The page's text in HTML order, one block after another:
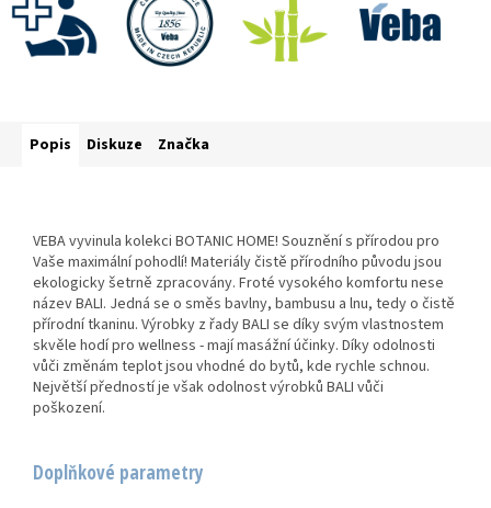
Popis Diskuze Značka
VEBA vyvinula kolekci BOTANIC HOME! Souznění s přírodou pro
Vaše maximální pohodlí! Materiály čistě přírodního původu jsou
ekologicky šetrně zpracovány. Froté vysokého komfortu nese
název BALI. Jedná se o směs bavlny, bambusu a lnu, tedy o čistě
přírodní tkaninu. Výrobky z řady BALI se díky svým vlastnostem
skvěle hodí pro wellness - mají masážní účinky. Díky odolnosti
vůči změnám teplot jsou vhodné do bytů, kde rychle schnou.
Největší předností je však odolnost výrobků BALI vůči
poškození.
Doplňkové parametry